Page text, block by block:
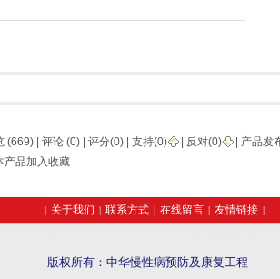
(669) | 评论 (0) | 评分(0) | 支持(0) 反对(0) | 产品发
产品加入收藏
| 关于我们 | 联系方式 | 在线留言 | 友情链接 |
版权所有：中华慢性病预防及康复工程